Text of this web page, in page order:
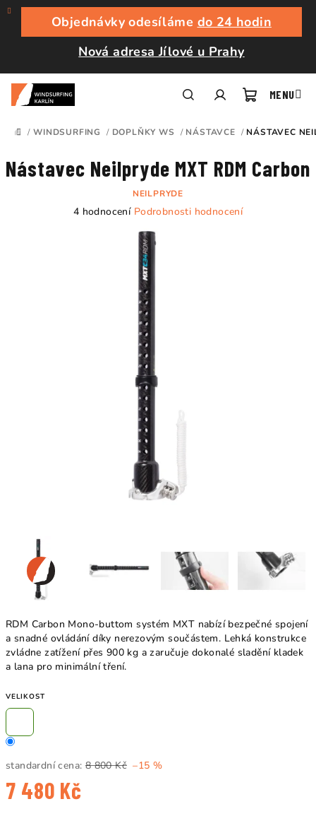
Přejít
obsah
Objednávky odesíláme do 24 hodin
Nová adresa Jílové u Prahy
košík
DOMŮ
/ WINDSURFING / DOPLŇKY WS / NÁSTAVCE / NÁSTAVEC
RDM Carbon Mono-buttom systém MXT nabízí bezpečné spojení
a snadné ovládání díky nerezovým součástem. Lehká konstrukce
zvládne zatížení přes 900 kg a zaručuje dokonalé sladění kladek
a lana pro minimální tření.
VELIKOST
standardní cena: 8 800 Kč –15 %
7 480 Kč
Nástavec Neilpryde MXT RDM Carbon
NEILPRYDE
Průměrné
4 hodnocení Podrobnosti hodnocení